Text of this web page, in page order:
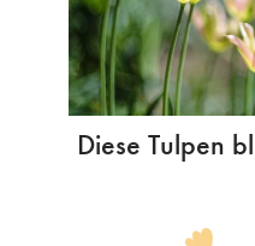
Diese Tulpen